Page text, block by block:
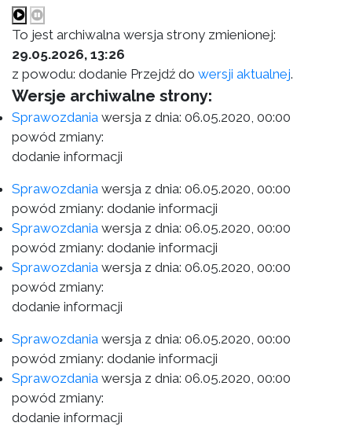
To jest archiwalna wersja strony zmienionej:
29.05.2026, 13:26
z powodu: dodanie Przejdź do wersji aktualnej.
Wersje archiwalne strony:
Sprawozdania wersja z dnia: 06.05.2020, 00:00
powód zmiany:
dodanie informacji
Sprawozdania wersja z dnia: 06.05.2020, 00:00
powód zmiany: dodanie informacji
Sprawozdania wersja z dnia: 06.05.2020, 00:00
powód zmiany: dodanie informacji
Sprawozdania wersja z dnia: 06.05.2020, 00:00
powód zmiany:
dodanie informacji
Sprawozdania wersja z dnia: 06.05.2020, 00:00
powód zmiany: dodanie informacji
Sprawozdania wersja z dnia: 06.05.2020, 00:00
powód zmiany:
dodanie informacji